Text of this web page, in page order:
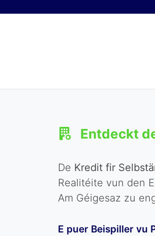
Entdeckt
De Kredit fir
Realitéite vun den
Am Géigesaz zu
E puer Beispiller vu